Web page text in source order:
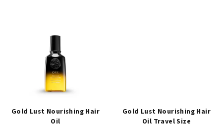
Gold Lust Nourishing Hair
Oil
Gold Lust Nourishing Hair
Oil Travel Size